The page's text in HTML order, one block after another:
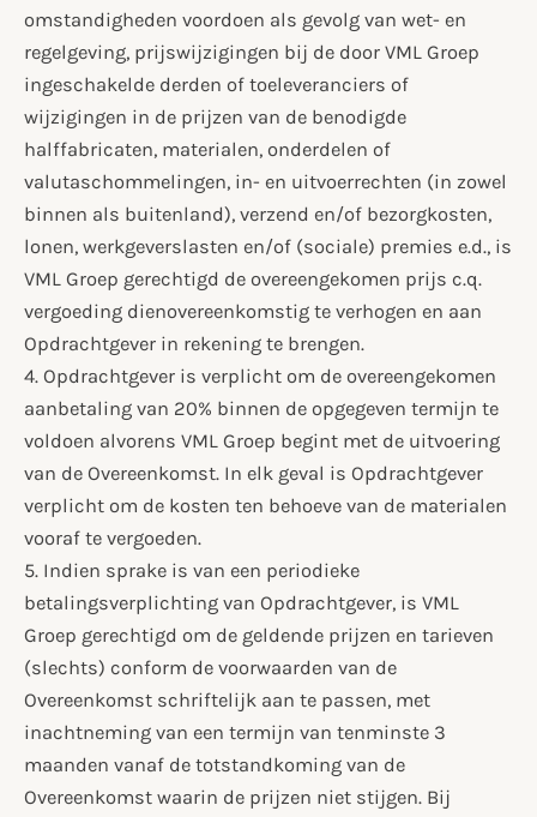
omstandigheden voordoen als gevolg van wet- en
regelgeving, prijswijzigingen bij de door VML Groep
ingeschakelde derden of toeleveranciers of
wijzigingen in de prijzen van de benodigde
halffabricaten, materialen, onderdelen of
valutaschommelingen, in- en uitvoerrechten (in zowel
binnen als buitenland), verzend en/of bezorgkosten,
lonen, werkgeverslasten en/of (sociale) premies e.d., is
VML Groep gerechtigd de overeengekomen prijs c.q.
vergoeding dienovereenkomstig te verhogen en aan
Opdrachtgever in rekening te brengen.
4. Opdrachtgever is verplicht om de overeengekomen
aanbetaling van 20% binnen de opgegeven termijn te
voldoen alvorens VML Groep begint met de uitvoering
van de Overeenkomst. In elk geval is Opdrachtgever
verplicht om de kosten ten behoeve van de materialen
vooraf te vergoeden.
5. Indien sprake is van een periodieke
betalingsverplichting van Opdrachtgever, is VML
Groep gerechtigd om de geldende prijzen en tarieven
(slechts) conform de voorwaarden van de
Overeenkomst schriftelijk aan te passen, met
inachtneming van een termijn van tenminste 3
maanden vanaf de totstandkoming van de
Overeenkomst waarin de prijzen niet stijgen. Bij